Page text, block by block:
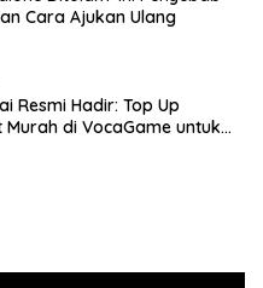
Cara Ajukan Ulang
Resmi Hadir: Top Up
Murah di VocaGame untuk